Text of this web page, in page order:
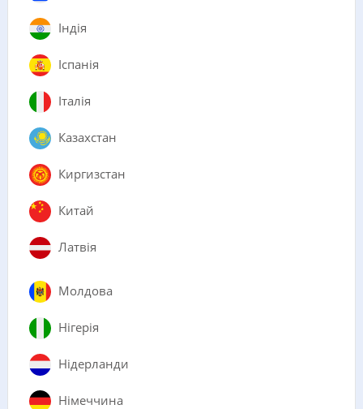
Індія
Іспанія
Італія
Казахстан
Киргизстан
Китай
Латвія
Молдова
Нігерія
Нідерланди
Німеччина